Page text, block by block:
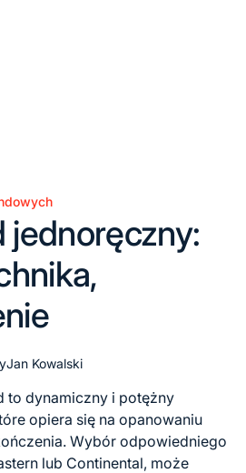
jednoręczny:
Jan Kowalski
to dynamiczny i potężny
opiera się na opanowaniu
Wybór odpowiedniego
lub Continental, może